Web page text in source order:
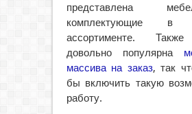
представлена
комплектующие в
ассортименте.
довольно популярна
массива на заказ, так
бы включить такую
работу.